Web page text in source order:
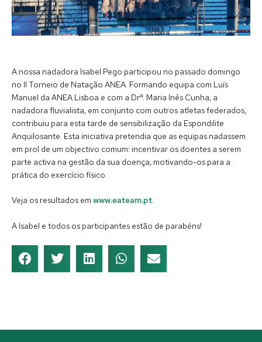
A nossa nadadora Isabel Pego participou no passado domingo
no II Torneio de Natação ANEA. Formando equipa com Luís
Manuel da ANEA Lisboa e com a Drª. Maria Inês Cunha, a
nadadora fluvialista, em conjunto com outros atletas federados,
contribuiu para esta tarde de sensibilização da Espondilite
Anquilosante. Esta iniciativa pretendia que as equipas nadassem
em prol de um objectivo comum: incentivar os doentes a serem
parte activa na gestão da sua doença, motivando-os para a
prática do exercício físico.
Veja os resultados em www.eateam.pt.
A Isabel e todos os participantes estão de parabéns!